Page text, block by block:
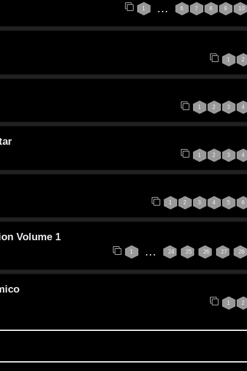
1 … 6 7 8 9 10
1 2
1 2 3 4
1 2 3 4
1 2 3 4 5 6
Volume 1
1 … 24 25 26 27 28
1 2